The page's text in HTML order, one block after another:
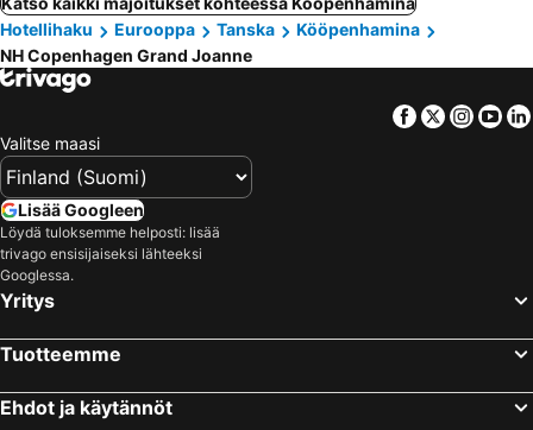
Hotellihaku
Eurooppa Tanska
Kööpenhamina
NH Copenhagen Grand Joanne
Facebook
Twitter
Valitse maasi
Lisää Googleen
Löydä tuloksemme helposti: lisää
trivago ensisijaiseksi lähteeksi
Googlessa.
Yritys
Tuotteemme
Ehdot ja käytännöt